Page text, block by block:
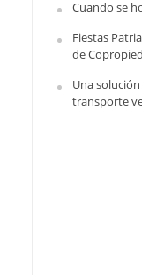
Cuando se
Fiestas
de
Una
transporte